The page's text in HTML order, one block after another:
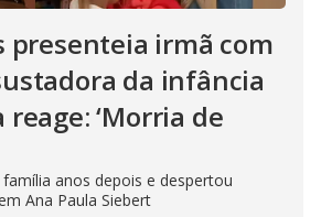
presenteia irmã com
da infância
‘Morria de
anos depois e despertou
Ana Paula Siebert